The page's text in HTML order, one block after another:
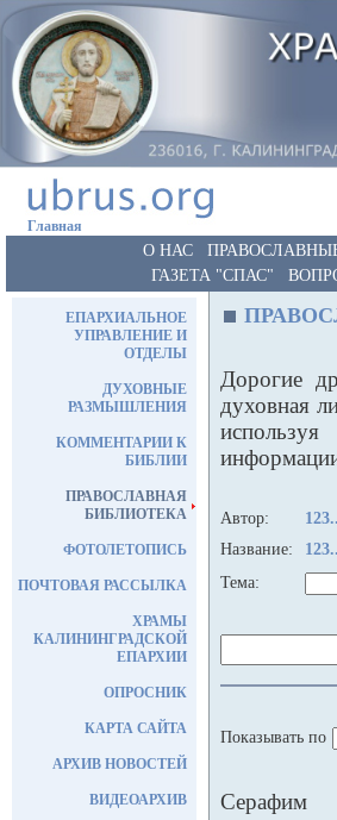
Главная
О НАС
ГАЗЕТА "СПАС"
ЕПАРХИАЛЬНОЕ
УПРАВЛЕНИЕ И
ОТДЕЛЫ
ДУХОВНЫЕ
РАЗМЫШЛЕНИЯ
КОММЕНТАРИИ К
БИБЛИИ
ПРАВОСЛАВНАЯ
БИБЛИОТЕКА
ФОТОЛЕТОПИСЬ
ПОЧТОВАЯ РАССЫЛКА
ХРАМЫ
КАЛИНИНГРАДСКОЙ
ЕПАРХИИ
ОПРОСНИК
КАРТА САЙТА
АРХИВ НОВОСТЕЙ
ВИДЕОАРХИВ
Дорогие
духовная
Автор: 123..
Название:
123..
Тема:
Показывать по
Серафим